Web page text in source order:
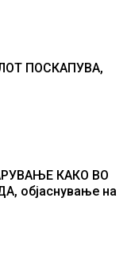
ПОСКАПУВА,
КАКО ВО
објаснување на